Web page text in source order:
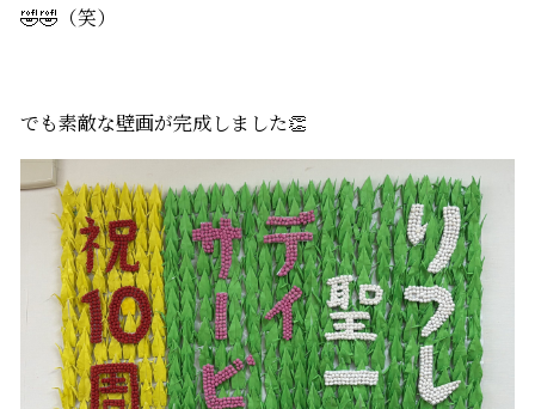
🤣🤣（笑）
でも素敵な壁画が完成しました👏